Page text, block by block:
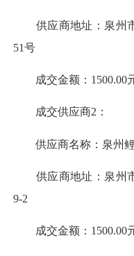
供应商地址：泉州市
51号
成交金额：1500.00
成交供应商2：
供应商名称：泉州鲤
供应商地址：泉州市
9-2
成交金额：1500.00